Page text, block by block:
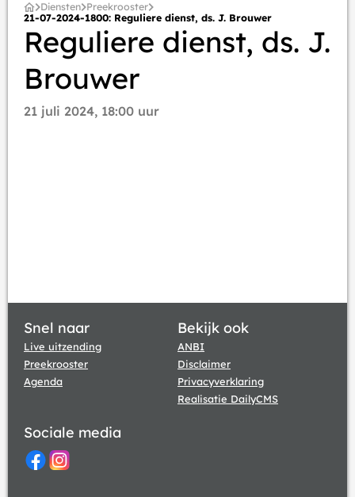
Diensten Preekrooster
21-07-2024-1800: Reguliere dienst, ds. J. Brouwer
Reguliere dienst, ds. J.
Brouwer
21 juli 2024, 18:00 uur
Snel naar
Live uitzending
Preekrooster
Agenda
Bekijk ook
ANBI
Disclaimer
Privacyverklaring
Realisatie DailyCMS
Sociale media